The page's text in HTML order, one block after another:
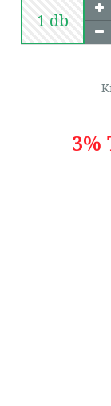
3%